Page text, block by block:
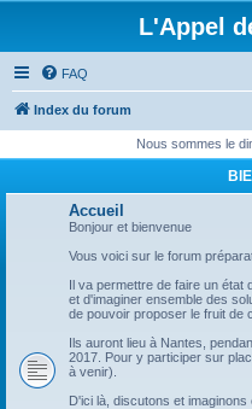
L'Appel
FAQ
Index du forum
Nous sommes le
Accueil
Bonjour et bienvenue
Vous voici sur le forum
Il va permettre de faire un état
et d'imaginer ensemble des
de pouvoir proposer le fruit de
Ils auront lieu à Nantes,
2017. Pour y participer sur
à venir).
D'ici là, discutons et imaginons